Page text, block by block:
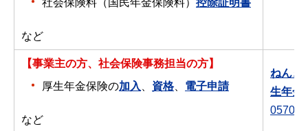
社会保険料（国民年金保険料） 控除証明書
など
【事業主の方、社会保険事務担当の方】
厚生年金保険の加入、 資格、 電子申請
など
ねんき
生年金
0570-